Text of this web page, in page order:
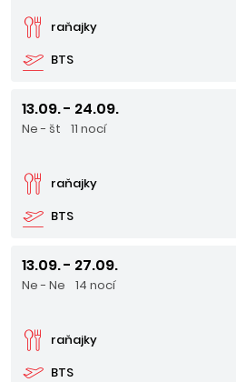
BTS
raňajky
13.09. - 24.09.
Ne - št 11 nocí
BTS
raňajky
13.09. - 27.09.
Ne - Ne 14 nocí
BTS
raňajky